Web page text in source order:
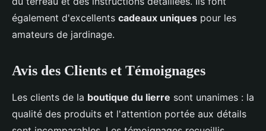
également d'excellents cadeaux uniques pour les
amateurs de jardinage.
Avis des Clients et Témoignages
Les clients de la boutique du lierre sont unanimes : la
qualité des produits et l'attention portée aux détails